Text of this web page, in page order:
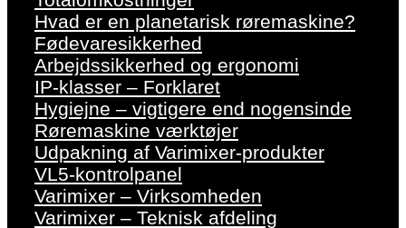
Hvad er en planetarisk røremaskine?
Fødevaresikkerhed
Arbejdssikkerhed og ergonomi
IP-klasser – Forklaret
Hygiejne – vigtigere end nogensinde
Røremaskine værktøjer
Udpakning af Varimixer-produkter
VL5-kontrolpanel
Varimixer – Virksomheden
Varimixer – Teknisk afdeling